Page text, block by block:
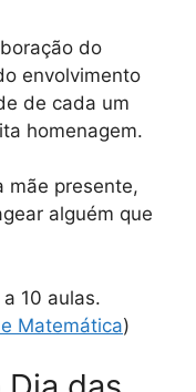
do
envolvimento
de cada um
homenagem.
mãe presente,
alguém que
10 aulas.
Matemática)